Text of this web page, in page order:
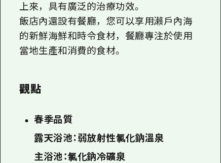
上來，具有廣泛的治療功效。
飯店內還設有餐廳，您可以享用瀨戶內海
的新鮮海鮮和時令食材，餐廳專注於使用
當地生產和消費的食材。
觀點
春季品質
露天浴池：弱放射性氯化鈉溫泉
主浴池：氯化鈉冷礦泉